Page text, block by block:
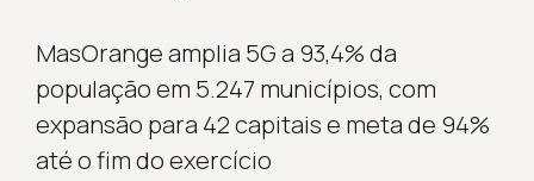
MasOrange amplia 5G a 93,4% da
população em 5.247 municípios, com
expansão para 42 capitais e meta de 94%
até o fim do exercício